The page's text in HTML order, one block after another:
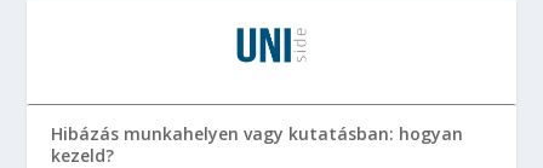
Hibázás munkahelyen vagy kutatásban: hogyan
kezeld?